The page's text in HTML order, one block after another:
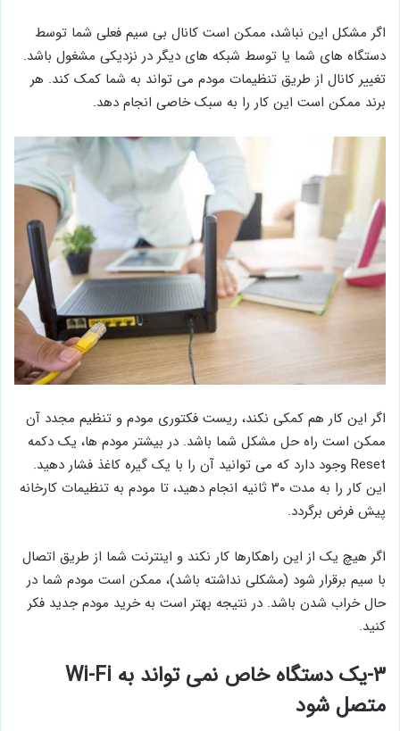
اگر مشکل این نباشد، ممکن است کانال بی سیم فعلی شما توسط
دستگاه های شما یا توسط شبکه های دیگر در نزدیکی مشغول باشد.
تغییر کانال از طریق تنظیمات مودم می تواند به شما کمک کند. هر
برند ممکن است این کار را به سبک خاصی انجام دهد.
اگر این کار هم کمکی نکند، ریست فکتوری مودم و تنظیم مجدد آن
ممکن است راه حل مشکل شما باشد. در بیشتر مودم ها، یک دکمه
Reset وجود دارد که می توانید آن را با یک گیره کاغذ فشار دهید.
این کار را به مدت ۳۰ ثانیه انجام دهید، تا مودم به تنظیمات کارخانه
پیش فرض برگردد.
اگر هیچ یک از این راهکارها کار نکند و اینترنت شما از طریق اتصال
با سیم برقرار شود (مشکلی نداشته باشد)، ممکن است مودم شما در
حال خراب شدن باشد. در نتیجه بهتر است به خرید مودم جدید فکر
کنید.
۳-یک دستگاه خاص نمی تواند به Wi-Fi
متصل شود